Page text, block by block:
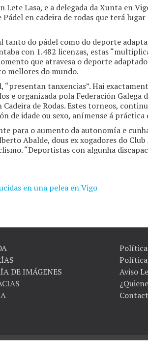
Lete Lasa, e a delegada da Xunta en
en cadeira de rodas que terá
tanto do pádel como do deporte
con 1.482 licenzas, estas
que atravesa o deporte
mellores do mundo.
tanxencias”. Hai
e organizada pola Federación Galega
de Rodas. Estes torneos,
de idade ou sexo, anímense á práctica
para o aumento da autonomía e
Abalde, dous ex xogadores do
“Deportistas con algunha
en una pelea en Vigo
DE IMÁGENES
Política
Aviso